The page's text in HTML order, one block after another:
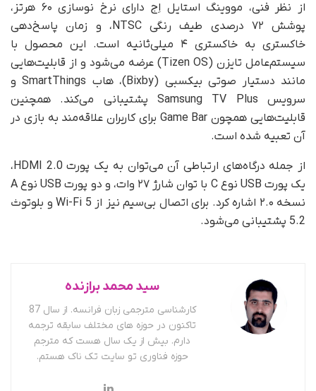
از نظر فنی، مووینگ استایل اِج دارای نرخ نوسازی ۶۰ هرتز،
پوشش ۷۲ درصدی طیف رنگی NTSC، و زمان پاسخ‌دهی
خاکستری به خاکستری ۴ میلی‌ثانیه است. این محصول با
سیستم‌عامل تایزن (Tizen OS) عرضه می‌شود و از قابلیت‌هایی
مانند دستیار صوتی بیکسبی (Bixby)، هاب SmartThings و
سرویس Samsung TV Plus پشتیبانی می‌کند. همچنین
قابلیت‌هایی همچون Game Bar برای کاربران علاقه‌مند به بازی در
آن تعبیه شده است.
از جمله درگاه‌های ارتباطی آن می‌توان به یک پورت HDMI 2.0،
یک پورت USB نوع C با توان شارژ ۲۷ وات، و دو پورت USB نوع A
نسخه ۲.۰ اشاره کرد. برای اتصال بی‌سیم نیز از Wi-Fi 5 و بلوتوث
5.2 پشتیبانی می‌شود.
سید محمد برازنده
کارشناسی مترجمی زبان فرانسه. از سال 87
تاکنون در حوزه های مختلف سابقه ترجمه
دارم. بیش از یک سال هست که مترجم
حوزه فناوری تو سایت تک ناک هستم.